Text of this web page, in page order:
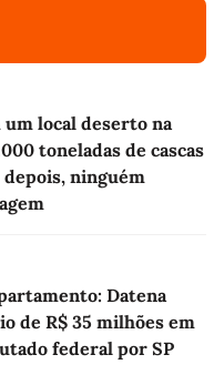
um local deserto na
toneladas de cascas
depois, ninguém
Datena
de R$ 35 milhões em
federal por SP